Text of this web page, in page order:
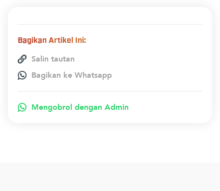
Bagikan Artikel Ini:
Salin tautan
Bagikan ke Whatsapp
Mengobrol dengan Admin